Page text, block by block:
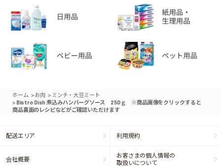
ホーム >お肉 > ミンチ・大豆ミート
> Bistro Dish 煮込みハンバーグソース 250ｇ ※商品画像をクリックすると
商品裏面のレシピなどがご確認いただけます
配送エリア 利用規約
会社概要
お客さまの個人情報の
取扱いについて